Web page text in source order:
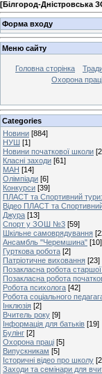
[Білгород-Дністровська
Форма входу
Меню сайту
Головна сторінка
Охорона
Categories
Новини [884]
НУШ [1]
Новини початкової школи
Класні заходи [61]
МАН [14]
Олімпіади [6]
Конкурси [39]
ПЛАСТ та Спортивний
Відео ПЛАСТ та
Джура [13]
Спорт у ЗОШ №3 [59]
Шкільне самоврядування
Ансамбль "Черемшина" [10]
Гурткова робота [2]
Патріотичне виховання [23]
Позакласна робота
Позакласна робота
Робота психолога [42]
Робота соціального
Інклюзія [2]
Вчитель року [9]
Інформація для батьків [19]
Булінг [2]
Охорона праці [5]
Випускникам [5]
Історичні відео про школу
Заходи та семінари для